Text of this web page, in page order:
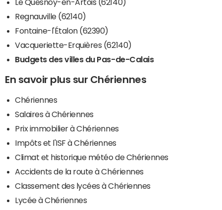
Le Quesnoy-en-Artois (62140)
Regnauville (62140)
Fontaine-l'Étalon (62390)
Vacqueriette-Erquières (62140)
Budgets des villes du Pas-de-Calais
En savoir plus sur Chériennes
Chériennes
Salaires à Chériennes
Prix immobilier à Chériennes
Impôts et l'ISF à Chériennes
Climat et historique météo de Chériennes
Accidents de la route à Chériennes
Classement des lycées à Chériennes
Lycée à Chériennes